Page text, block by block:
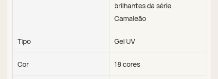
brilhantes da série
Camaleão
Tipo Gel UV
Cor 18 cores